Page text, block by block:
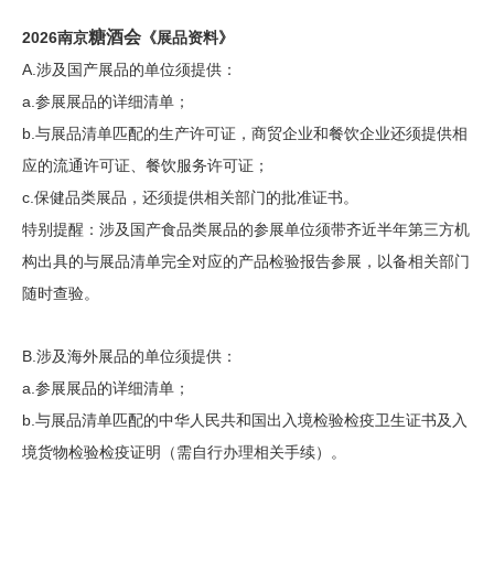
2026南京糖酒会 《展品资料》
A.涉及国产展品的单位须提供：
a.参展展品的详细清单；
b.与展品清单匹配的生产许可证，商贸企业和餐饮企业还须提供相
应的流通许可证、餐饮服务许可证；
c.保健品类展品，还须提供相关部门的批准证书。
特别提醒：涉及国产食品类展品的参展单位须带齐近半年第三方机
构出具的与展品清单完全对应的产品检验报告参展，以备相关部门
随时查验。
B.涉及海外展品的单位须提供：
a.参展展品的详细清单；
b.与展品清单匹配的中华人民共和国出入境检验检疫卫生证书及入
境货物检验检疫证明（需自行办理相关手续）。